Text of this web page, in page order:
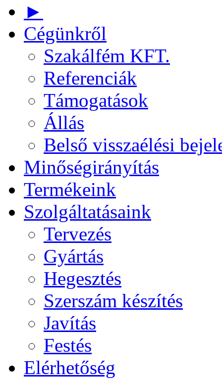
►
Cégünkről
Szakálfém KFT.
Referenciák
Támogatások
Állás
Belső visszaélési
Minőségirányítás
Termékeink
Szolgáltatásaink
Tervezés
Gyártás
Hegesztés
Szerszám készítés
Javítás
Festés
Elérhetőség